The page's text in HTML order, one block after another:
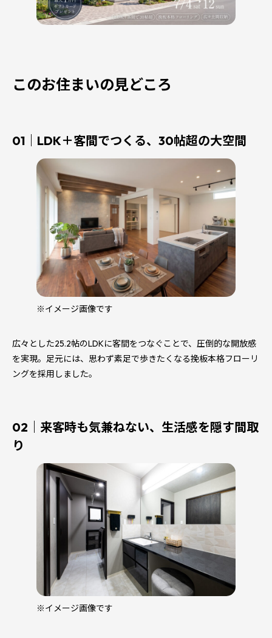
このお住まいの見どころ
01｜LDK＋客間でつくる、30帖超の大空間
※イメージ画像です
広々とした25.2帖のLDKに客間をつなぐことで、圧倒的な開放感
を実現。足元には、思わず素足で歩きたくなる挽板本格フローリ
ングを採用しました。
02｜来客時も気兼ねない、生活感を隠す間取
り
※イメージ画像です